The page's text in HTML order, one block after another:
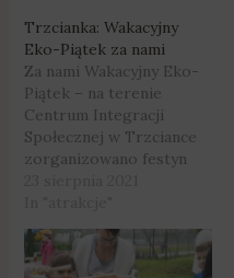
Trzcianka: Wakacyjny
Eko-Piątek za nami
Za nami Wakacyjny Eko-
Piątek – na terenie
Centrum Integracji
Społecznej w Trzciance
zorganizowano festyn
pierwszym miejscu stała
ekologia – mieszkańcy